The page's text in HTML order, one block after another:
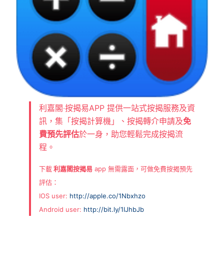
利嘉閣‧按揭易APP 提供一站式按揭服務及資
訊，集「按揭計算機」、按揭轉介申請及免
費預先評估於一身，助您輕鬆完成按揭流
程。
下載利嘉閣按揭易app 無需露面，可做免費按揭預先
評估：
IOS user: http://apple.co/1Nbxhzo
Android user: http://bit.ly/1IJhbJb